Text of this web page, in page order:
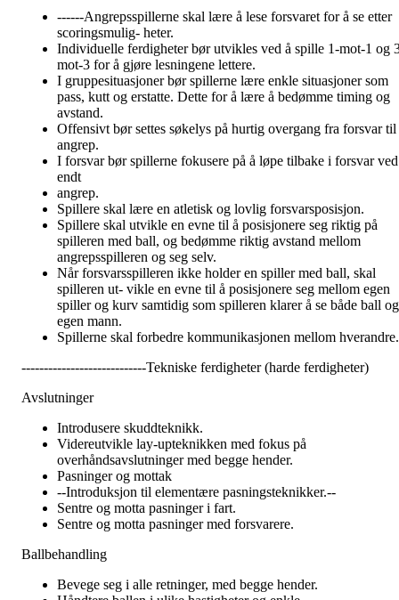
------Angrepsspillerne skal lære å lese forsvaret for å se etter
scoringsmulig- heter.
Individuelle ferdigheter bør utvikles ved å spille 1-mot-1 og
mot-3 for å gjøre lesningene lettere.
I gruppesituasjoner bør spillerne lære enkle situasjoner som
pass, kutt og erstatte. Dette for å lære å bedømme timing og
avstand.
Offensivt bør settes søkelys på hurtig overgang fra forsvar til
angrep.
I forsvar bør spillerne fokusere på å løpe tilbake i forsvar ved
endt
angrep.
Spillere skal lære en atletisk og lovlig forsvarsposisjon.
Spillere skal utvikle en evne til å posisjonere seg riktig på
spilleren med ball, og bedømme riktig avstand mellom
angrepsspilleren og seg selv.
Når forsvarsspilleren ikke holder en spiller med ball, skal
spilleren ut- vikle en evne til å posisjonere seg mellom egen
spiller og kurv samtidig som spilleren klarer å se både ball og
egen mann.
Spillerne skal forbedre kommunikasjonen mellom hverandre.
----------------------------Tekniske ferdigheter (harde ferdigheter)
Avslutninger
Introdusere skuddteknikk.
Videreutvikle lay-upteknikken med fokus på
overhåndsavslutninger med begge hender.
Pasninger og mottak
--Introduksjon til elementære pasningsteknikker.--
Sentre og motta pasninger i fart.
Sentre og motta pasninger med forsvarere.
Ballbehandling
Bevege seg i alle retninger, med begge hender.